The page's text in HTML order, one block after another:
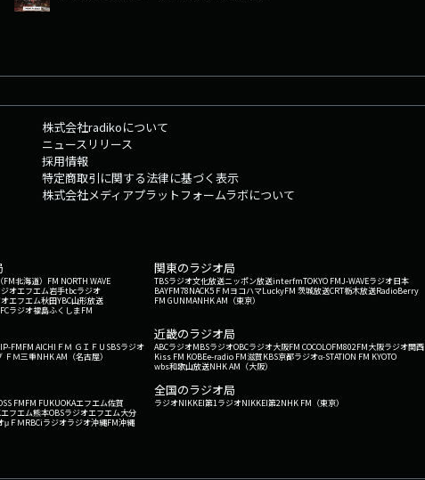
株式会社radikoについて
ニュースリリース
採用情報
特定商取引に関する法律に基づく表示
株式会社メディアプラットフォームラボについて
北海道） FM NORTH WAVE
オエフエム岩手tbcラジオ
エフエム秋田YBC山形放送
ラジオ福島ふくしまFM
関東のラジオ局
TBSラジオ文化放送ニッポン放送interfmTOKYO FMJ-WAVEラジオ日本
BAYFM78NACK5 ＦＭヨコハマLuckyFM 茨城放送CRT栃木放送RadioBerry
FM GUNMANHK AM（東京）
FMFM AICHI ＦＭ ＧＩＦＵ SBSラジオ
ＦＭ三重NHK AM（名古屋）
近畿のラジオ局
ABCラジオMBSラジオOBCラジオ大阪FM COCOLOFM802FM大阪ラジオ関西
Kiss FM KOBEe-radio FM滋賀KBS京都ラジオα-STATION FM KYOTO
wbs和歌山放送NHK AM（大阪）
FMFM FUKUOKAエフエム佐賀
フエム熊本OBSラジオエフエム大分
μＦＭRBCiラジオラジオ沖縄FM沖縄
全国のラジオ局
ラジオNIKKEI第1ラジオNIKKEI第2NHK FM（東京）